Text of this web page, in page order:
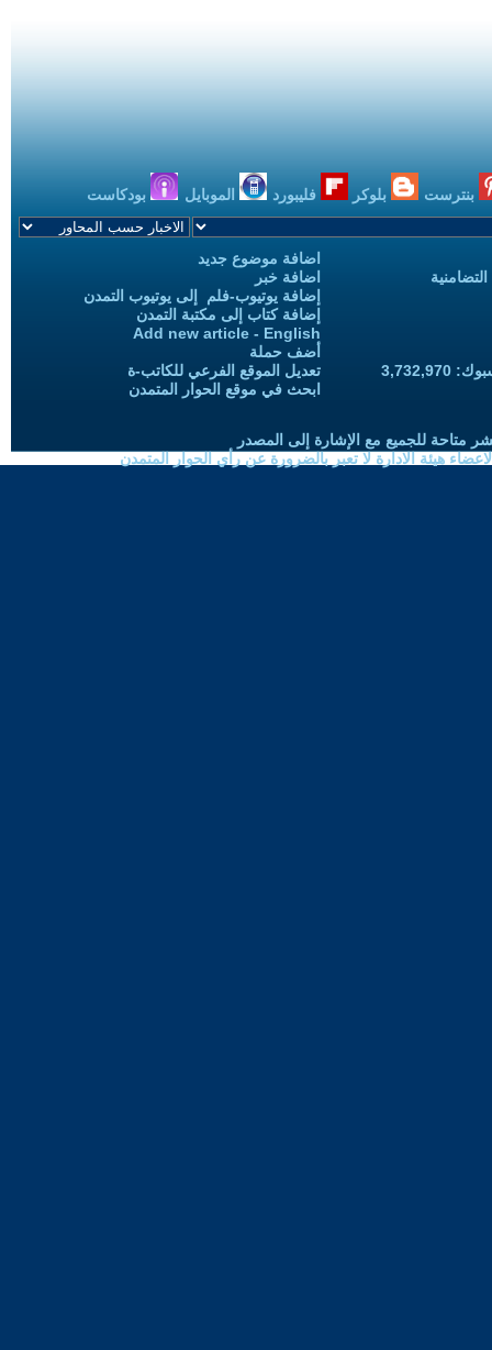
بنترست بلوكر فليبورد الموبايل بودكاست
اضافة موضوع جديد
اضافة خبر
إضافة يوتيوب-فلم إلى يوتيوب التمدن
إضافة كتاب إلى مكتبة التمدن
Add new article - English
أضف حملة
تعديل الموقع الفرعي للكاتب-ة
ابحث في موقع الحوار المتمدن
متاحة للجميع مع الإشارة إلى المصدر
هيئة الادارة لا تعبر بالضرورة عن رأي الحوار المتمدن